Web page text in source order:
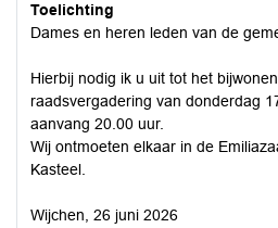
Toelichting
Dames en heren leden van de
Hierbij nodig ik u uit tot het
raadsvergadering van donderdag
aanvang 20.00 uur.
Wij ontmoeten elkaar in de
Kasteel.
Wijchen, 26 juni 2026